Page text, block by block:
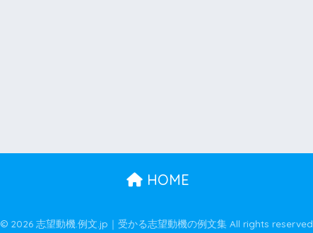
HOME
© 2026 志望動機.例文.jp｜受かる志望動機の例文集 All rights reserved.